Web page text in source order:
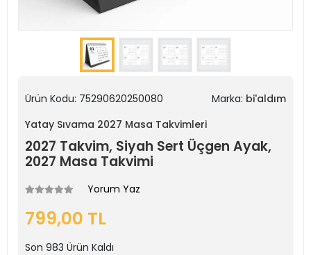
Ürün Kodu: 75290620250080 Marka: bi'aldım
Yatay Sıvama 2027 Masa Takvimleri
2027 Takvim, Siyah Sert Üçgen Ayak,
2027 Masa Takvimi
Yorum Yaz
799,00 TL
Son 983 Ürün Kaldı